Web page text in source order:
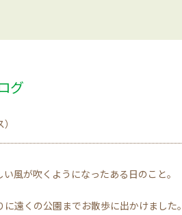
グ
風が吹くようになったある日のこと。
遠くの公園までお散歩に出かけました。